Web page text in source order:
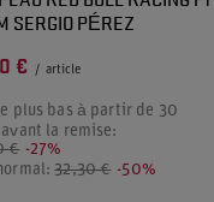
SERGIO PÉREZ
€ / article
plus bas à partir de 30
la remise:
€ -27%
32,30 € -50%